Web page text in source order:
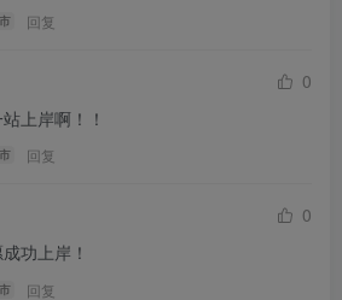
，请于公众号后台回复：2483001
做完再看解析哦~
回复
0
上岸啊！！
回复
0
功上岸！
回复